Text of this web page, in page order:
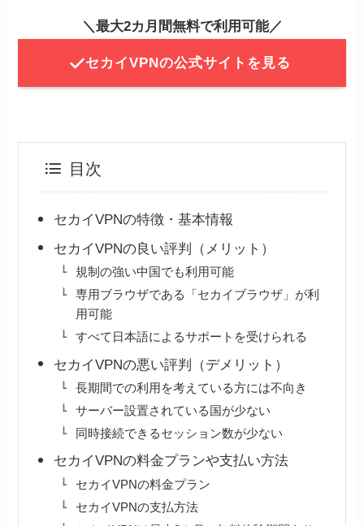
＼最大2カ月間無料で利用可能／
セカイVPNの公式サイトを見る
目次
セカイVPNの特徴・基本情報
セカイVPNの良い評判（メリット）
規制の強い中国でも利用可能
専用ブラウザである「セカイブラウザ」が利
用可能
すべて日本語によるサポートを受けられる
セカイVPNの悪い評判（デメリット）
長期間での利用を考えている方には不向き
サーバー設置されている国が少ない
同時接続できるセッション数が少ない
セカイVPNの料金プランや支払い方法
セカイVPNの料金プラン
セカイVPNの支払方法